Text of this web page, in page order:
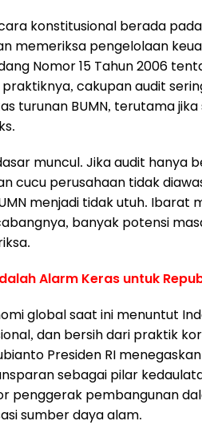
konstitusional berada
memeriksa pengelolaan
Nomor 15 Tahun 2006
cakupan audit
turunan BUMN, terutama
muncul. Jika audit hanya
cucu perusahaan tidak
menjadi tidak utuh. Ibarat
banyak potensi
Alarm Keras untuk
global saat ini menuntut
dan bersih dari praktik
Presiden RI
sebagai pilar
penggerak pembangunan
sumber daya alam.